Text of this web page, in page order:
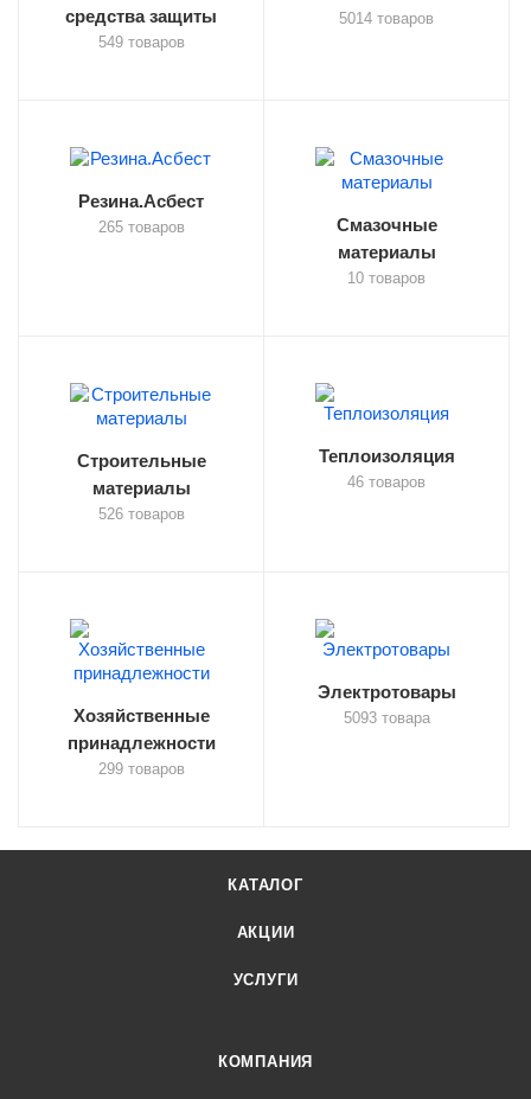
средства защиты
549 товаров
5014 товаров
Резина.Асбест
265 товаров
Смазочные
материалы
10 товаров
Строительные
материалы
526 товаров
Теплоизоляция
46 товаров
Хозяйственные
принадлежности
299 товаров
Электротовары
5093 товара
КАТАЛОГ
АКЦИИ
УСЛУГИ
КОМПАНИЯ